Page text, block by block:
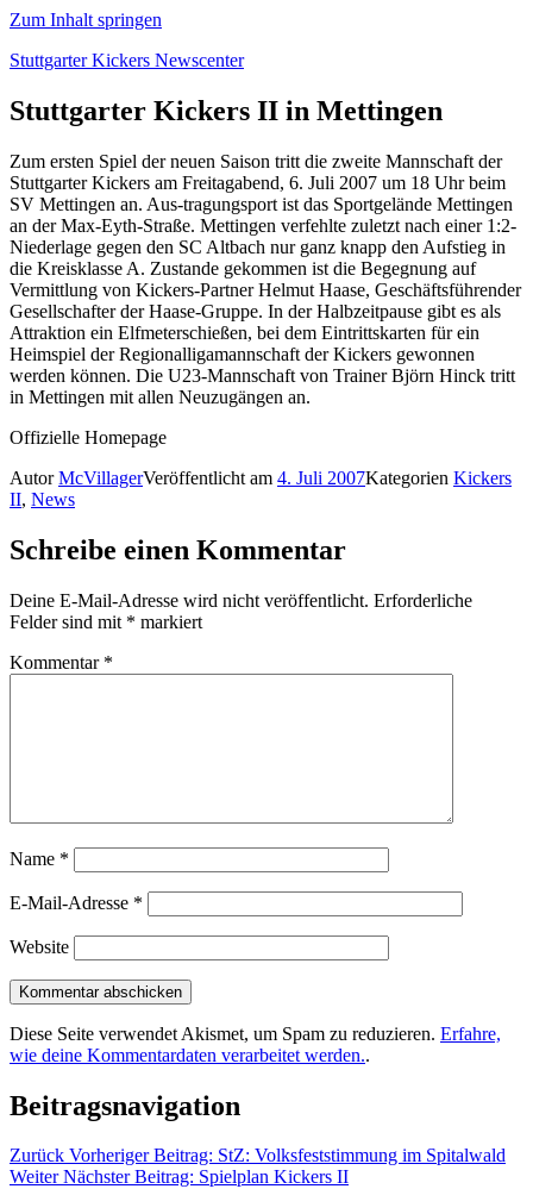
Zum Inhalt springen
Stuttgarter Kickers Newscenter
Stuttgarter Kickers II in Mettingen
Zum ersten Spiel der neuen Saison tritt die zweite Mannschaft der
Stuttgarter Kickers am Freitagabend, 6. Juli 2007 um 18 Uhr beim
SV Mettingen an. Aus-tragungsport ist das Sportgelände Mettingen
an der Max-Eyth-Straße. Mettingen verfehlte zuletzt nach einer 1:2-
Niederlage gegen den SC Altbach nur ganz knapp den Aufstieg in
die Kreisklasse A. Zustande gekommen ist die Begegnung auf
Vermittlung von Kickers-Partner Helmut Haase, Geschäftsführender
Gesellschafter der Haase-Gruppe. In der Halbzeitpause gibt es als
Attraktion ein Elfmeterschießen, bei dem Eintrittskarten für ein
Heimspiel der Regionalligamannschaft der Kickers gewonnen
werden können. Die U23-Mannschaft von Trainer Björn Hinck tritt
in Mettingen mit allen Neuzugängen an.
Offizielle Homepage
AutorMcVillagerVeröffentlicht am 4. Juli 2007Kategorien Kickers
II, News
Schreibe einen Kommentar
Deine E-Mail-Adresse wird nicht veröffentlicht. Erforderliche
Felder sind mit * markiert
Kommentar *
Name *
E-Mail-Adresse *
Website
Diese Seite verwendet Akismet, um Spam zu reduzieren. Erfahre,
wie deine Kommentardaten verarbeitet werden..
Beitragsnavigation
Zurück Vorheriger Beitrag: StZ: Volksfeststimmung im Spitalwald
Weiter Nächster Beitrag: Spielplan Kickers II